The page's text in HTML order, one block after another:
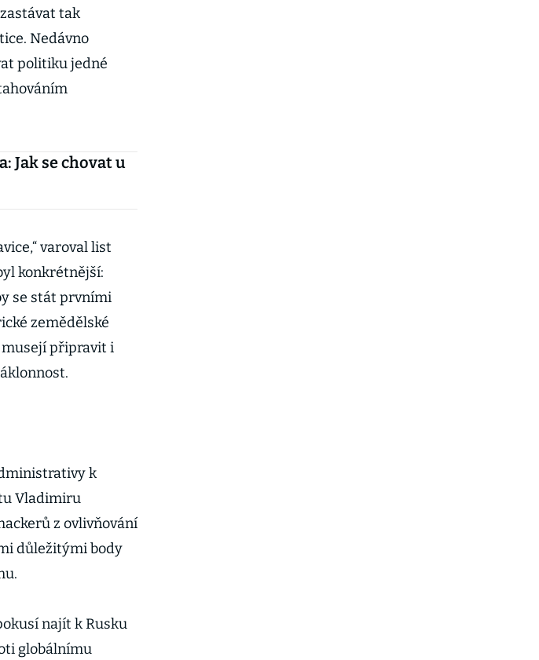
tak
Nedávno
politiku jedné
Jak se chovat u
varoval list
konkrétnější:
se stát prvními
zemědělské
musejí připravit i
k
Vladimiru
z ovlivňování
důležitými body
najít k Rusku
globálnímu